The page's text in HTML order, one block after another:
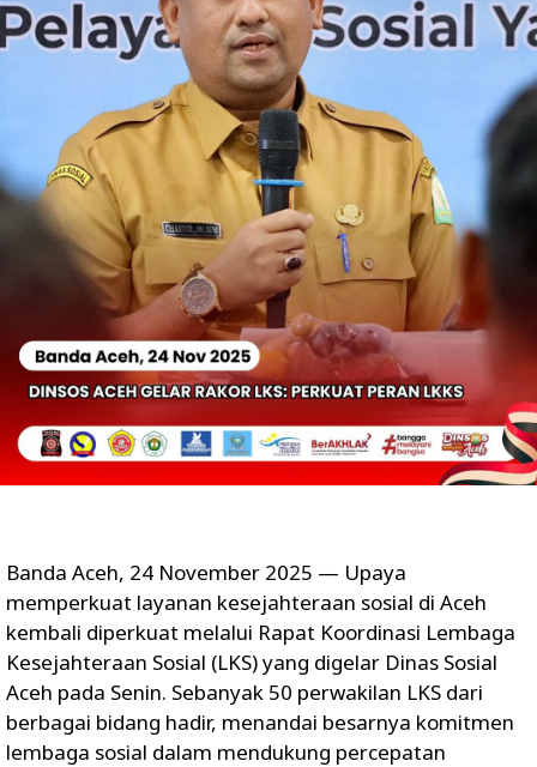
Banda Aceh, 24 November 2025 — Upaya
memperkuat layanan kesejahteraan sosial di Aceh
kembali diperkuat melalui Rapat Koordinasi Lembaga
Kesejahteraan Sosial (LKS) yang digelar Dinas Sosial
Aceh pada Senin. Sebanyak 50 perwakilan LKS dari
berbagai bidang hadir, menandai besarnya komitmen
lembaga sosial dalam mendukung percepatan